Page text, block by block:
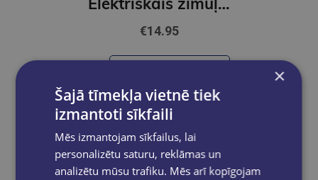
€14.95
×
Šajā tīmekļa vietnē tiek
izmantoti sīkfaili
Mēs izmantojam sīkfailus, lai
personalizētu saturu, reklāmas un
analizētu mūsu trafiku. Mēs arī kopīgojam